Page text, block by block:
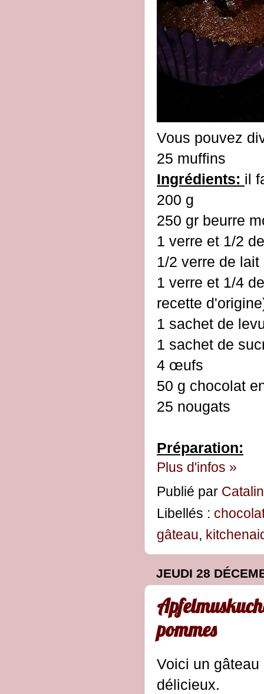
Vous pouvez
25 muffins
Ingrédients: il
200 g
250 gr beurre
1 verre et 1/2
1/2 verre de lait
1 verre et 1/4
recette
1 sachet de
1 sachet de
4 œufs
50 g chocolat
25 nougats
Préparation:
Plus d'infos »
Publié par
Libellés :
gâteau,
JEUDI 28
pommes
Voici un
délicieux.